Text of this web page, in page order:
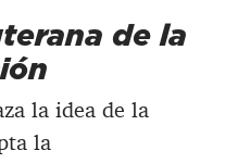
de la
la idea de la
la